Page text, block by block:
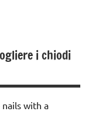
i chiodi
nails with a